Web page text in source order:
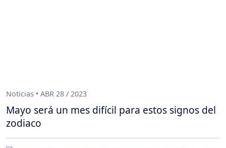
Noticias • ABR 28 / 2023
Mayo será un mes difícil para estos signos del
zodiaco